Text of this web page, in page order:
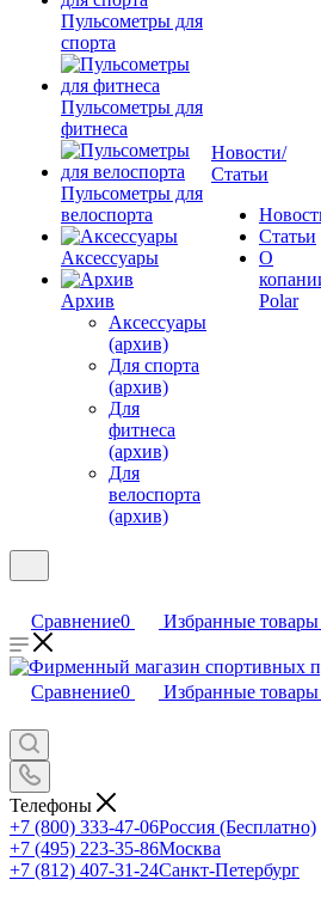
Пульсометры для
спорта
Пульсометры для
фитнеса
Пульсометры для
велоспорта
Аксессуары
Архив
Аксессуары
(архив)
Для спорта
(архив)
Для
фитнеса
(архив)
Для
велоспорта
(архив)
Новости/
Статьи
Статьи
О
Polar
Сравнение0 Избранные товары
Сравнение0 Избранные товары
Телефоны
+7 (800) 333-47-06Россия (Бесплатно)
+7 (495) 223-35-86Москва
+7 (812) 407-31-24Санкт-Петербург